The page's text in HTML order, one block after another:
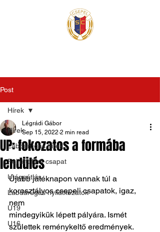
Post
Hírek
Labdarúgás hírek
Felnőtt férfi csapat
Utánpótlás
Labdarúgás nyilatkozatok
U19
U16
Hírek
UP: fokozatos a formába
lendülés
Légrádi Gábor
Sep 15, 2022 2 min read
Újabb játéknapon vannak túl a
korosztályos csepeli csapatok, igaz,
nem
mindegyikük lépett pályára. Ismét
születtek reménykeltő eredmények.